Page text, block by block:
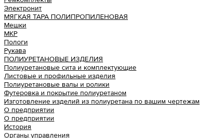
Электронит
МЯГКАЯ ТАРА ПОЛИПРОПИЛЕНОВАЯ
Мешки
МКР
Пологи
Рукава
ПОЛИУРЕТАНОВЫЕ ИЗДЕЛИЯ
Полиуретановые сита и комплектующие
Листовые и профильные изделия
Полиуретановые валы и ролики
Футеровка и покрытие полиуретаном
Изготовление изделий из полиуретана по вашим чертежам
О предприятии
О предприятии
История
Органы управления